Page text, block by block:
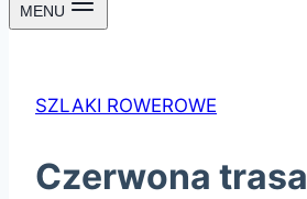
MENU
SZLAKI ROWEROWE
Czerwona trasa